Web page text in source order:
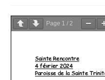
Page 1 /2